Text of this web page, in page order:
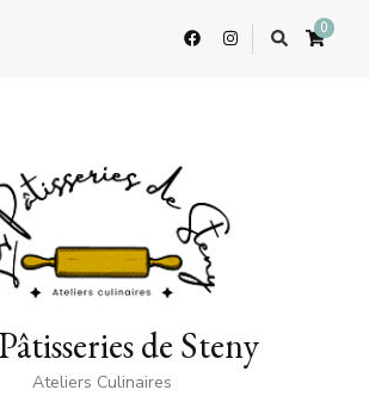
0
de Steny
Ateliers Culinaires